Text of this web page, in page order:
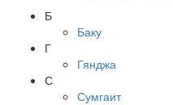
Б
Баку
Г
Гянджа
С
Сумгаит